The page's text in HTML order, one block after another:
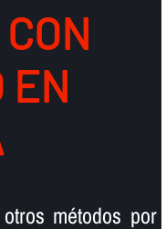
EN
métodos por